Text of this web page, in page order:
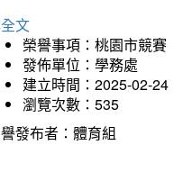
文
榮譽事項：桃園市競賽
發佈單位：學務處
建立時間：2025-02-24
瀏覽次數：535
發布者：體育組